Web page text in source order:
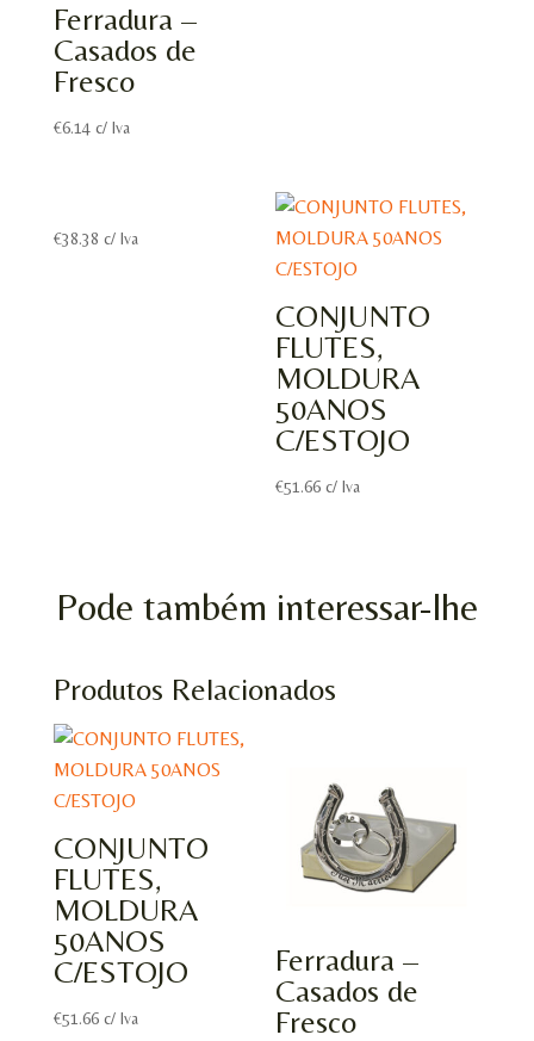
Ferradura –
Casados de
Fresco
€6.14 c/ Iva
€38.38 c/ Iva
CONJUNTO
FLUTES,
MOLDURA
50ANOS
C/ESTOJO
€51.66 c/ Iva
Pode também interessar-lhe
Produtos Relacionados
CONJUNTO
FLUTES,
MOLDURA
50ANOS
C/ESTOJO
€51.66 c/ Iva
Ferradura –
Casados de
Fresco